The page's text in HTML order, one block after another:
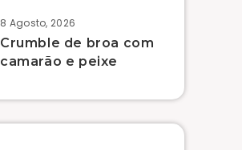
8 Agosto, 2026
Crumble de broa com
camarão e peixe